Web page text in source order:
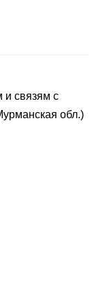
и связям с
обл.)